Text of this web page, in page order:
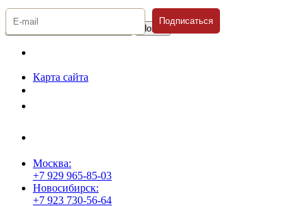
Подписаться
Карта сайта
Москва:
+7 929 965-85-03
Новосибирск:
+7 923 730-56-64